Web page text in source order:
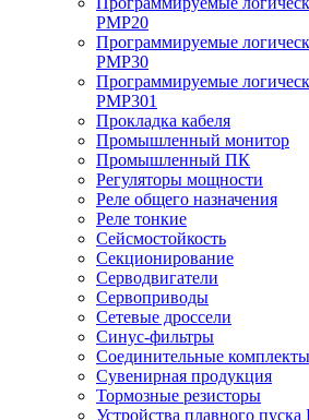
PMP20
Программируемые
PMP30
Программируемые
PMP301
Прокладка кабеля
Промышленный монитор
Промышленный ПК
Регуляторы мощности
Реле общего назначения
Реле тонкие
Сейсмостойкость
Секционирование
Серводвигатели
Сервоприводы
Сетевые дроссели
Синус-фильтры
Соединительные комплекты
Сувенирная продукция
Тормозные резисторы
Устройства плавного пуска